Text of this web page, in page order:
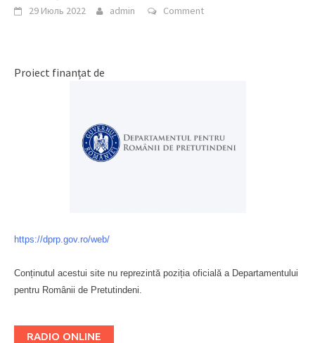
29 Июль 2022 admin Comment
Proiect finanțat de
https://dprp.gov.ro/web/
Conținutul acestui site nu reprezintă poziția oficială a Departamentului
pentru Românii de Pretutindeni.
RADIO ONLINE